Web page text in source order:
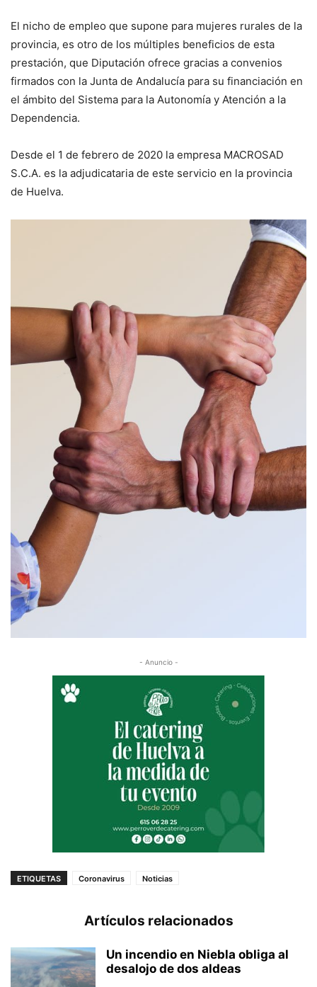
El nicho de empleo que supone para mujeres rurales de la
provincia, es otro de los múltiples beneficios de esta
prestación, que Diputación ofrece gracias a convenios
firmados con la Junta de Andalucía para su financiación en
el ámbito del Sistema para la Autonomía y Atención a la
Dependencia.
Desde el 1 de febrero de 2020 la empresa MACROSAD
S.C.A. es la adjudicataria de este servicio en la provincia
de Huelva.
- Anuncio -
ETIQUETAS Coronavirus Noticias
Artículos relacionados
Un incendio en Niebla obliga al
desalojo de dos aldeas